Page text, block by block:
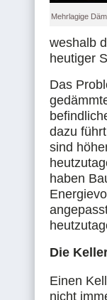
Mehrlagige
weshalb
heutiger
Das
dazu
sind
haben
Die
Einen
nicht